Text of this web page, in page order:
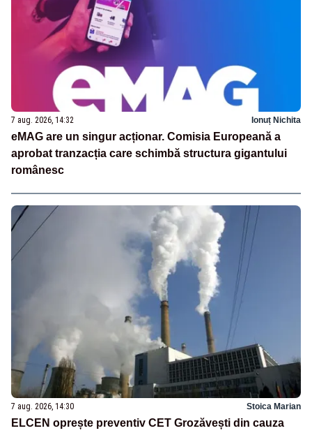
7 aug. 2026, 14:32 Ionuț Nichita
eMAG are un singur acționar. Comisia Europeană a
aprobat tranzacția care schimbă structura gigantului
românesc
7 aug. 2026, 14:30 Stoica Marian
ELCEN oprește preventiv CET Grozăvești din cauza